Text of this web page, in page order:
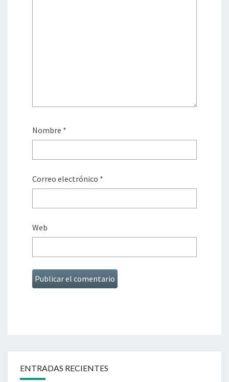
Nombre *
Correo electrónico *
Web
ENTRADAS RECIENTES